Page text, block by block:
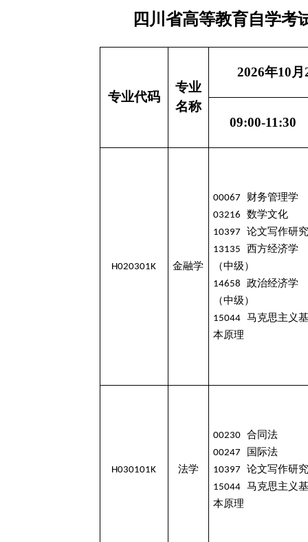
四川省高等教育自学考
专业代码
专业
名称
2026年10
09:00-11:30
H020301K 金融学
00067 财务管理学
03216 数学文化
10397 论文写作研究
13135 西方经济学
（中级）
14658 政治经济学
（中级）
15044 马克思主义基
本原理
H030101K 法学
00230 合同法
00247 国际法
10397 论文写作研究
15044 马克思主义基
本原理